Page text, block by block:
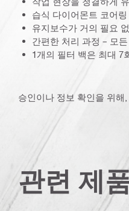
습식 다이어몬트 코어
유지보수가 거의 필요
간편한 처리 과정 – 모
1개의 필터 백은 최대 7
승인이나 정보 확인을 위해
관련 제